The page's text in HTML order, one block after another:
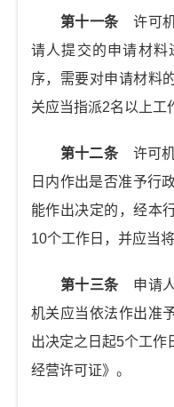
第十一条许可机
请人提交的申请材料
序，需要对申请材料
关应当指派2名以上工
第十二条许可机
日内作出是否准予行
能作出决定的，经本
10个工作日，并应当
第十三条申请人
机关应当依法作出准
出决定之日起5个工作
经营许可证》。